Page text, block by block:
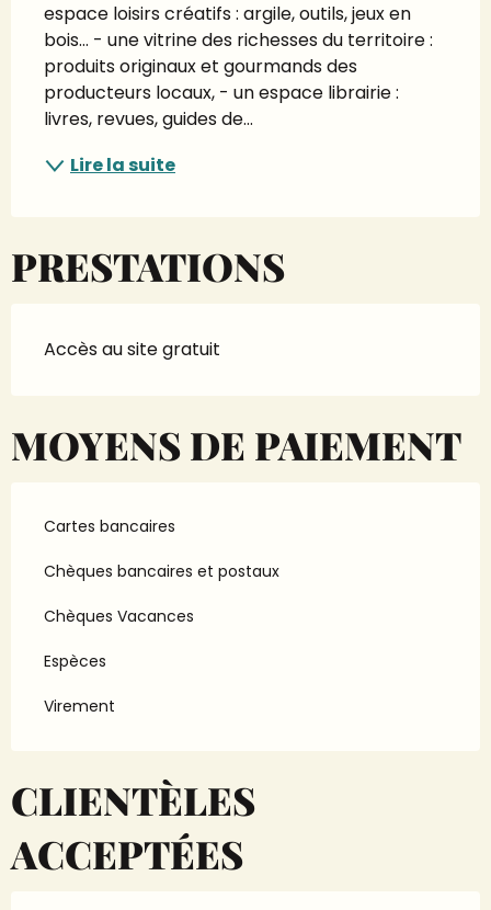
espace loisirs créatifs : argile, outils, jeux en
bois… - une vitrine des richesses du territoire :
produits originaux et gourmands des
producteurs locaux, - un espace librairie :
livres, revues, guides de...
Lire la suite
PRESTATIONS
Accès au site gratuit
MOYENS DE PAIEMENT
Cartes bancaires
Chèques bancaires et postaux
Chèques Vacances
Espèces
Virement
CLIENTÈLES
ACCEPTÉES